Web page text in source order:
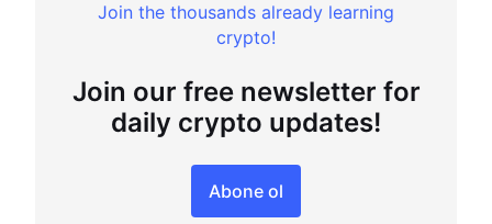
Join the thousands already learning
crypto!
Join our free newsletter for
daily crypto updates!
Abone ol